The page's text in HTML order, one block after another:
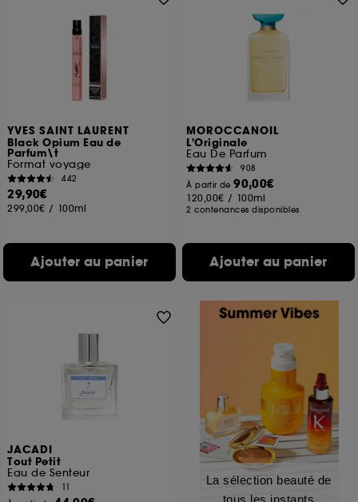
YVES SAINT LAURENT
Black Opium Eau de
Parfum\t
Format voyage
442
29,90€
299,00€ / 100ml
Ajouter au panier
MOROCCANOIL
L'Originale
Eau De Parfum
908
À partir de90,00€
120,00€ / 100ml
2 contenances disponibles
Ajouter au panier
JACADI
Tout Petit
Eau de Senteur
11
La sélection beauté de
tous les instants